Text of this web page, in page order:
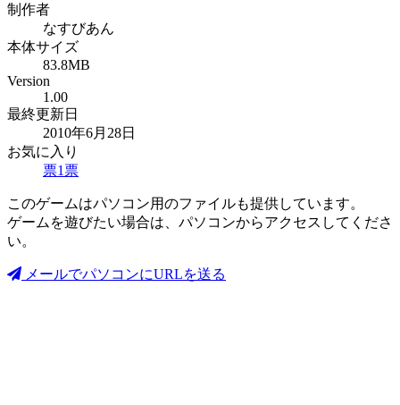
制作者
なすびあん
本体サイズ
83.8MB
Version
1.00
最終更新日
2010年6月28日
お気に入り
票1票
このゲームはパソコン用のファイルも提供しています。
ゲームを遊びたい場合は、パソコンからアクセスしてくださ
い。
メールでパソコンにURLを送る